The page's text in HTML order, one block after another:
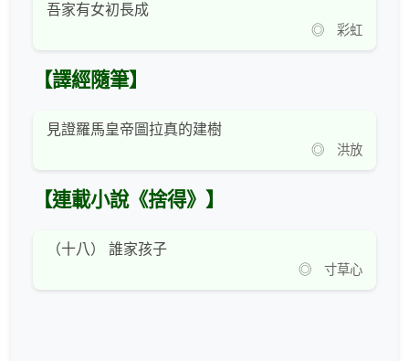
吾家有女初長成
◎ 彩虹
【譯經隨筆】
見證羅馬皇帝圖拉真的建樹
◎ 洪放
【連載小說《捨得》】
（十八） 誰家孩子
◎ 寸草心